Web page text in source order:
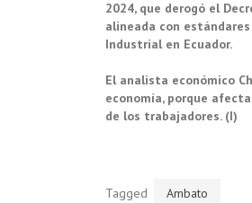
2024, que derogó el
alineada con
Industrial en Ecuador.
El analista económico
economía, porque
de los trabajadores. (I)
Tagged Ambato